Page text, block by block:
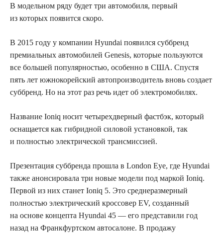
В модельном ряду будет три автомобиля, первый
из которых появится скоро.
В 2015 году у компании Hyundai появился суббренд
премиальных автомобилей Genesis, которые пользуются
все большей популярностью, особенно в США. Спустя
пять лет южнокорейский автопроизводитель вновь создает
суббренд. Но на этот раз речь идет об электромобилях.
Название Ioniq носит четырехдверный фастбэк, который
оснащается как гибридной силовой установкой, так
и полностью электрической трансмиссией.
Презентация суббренда прошла в London Eye, где Hyundai
также анонсировала три новые модели под маркой Ioniq.
Первой из них станет Ioniq 5. Это среднеразмерный
полностью электрический кроссовер EV, созданный
на основе концепта Hyundai 45 — его представили год
назад на Франкфуртском автосалоне. В продажу